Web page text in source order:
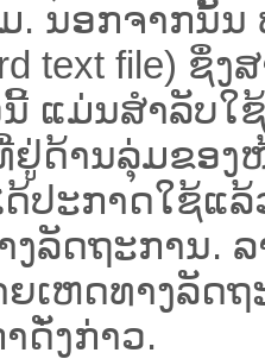
. ນອກຈາກນັ້ນ
text file) ຊຶ່
ແມ່ນສຳລັບໃ
ດ້ານລຸ່ມຂອງ
ດ້ປະກາດໃຊ້ແ
ລັດຖະການ.
ເຫດທາງລັດ
ດັ່ງກ່າວ.